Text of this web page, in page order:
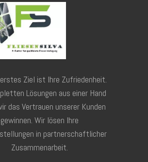
Ziel ist Ihre Zufriedenheit.
Lösungen aus einer Hand
das Vertrauen unserer Kunden
gewinnen. Wir lösen Ihre
in partnerschaftlicher
Zusammenarbeit.